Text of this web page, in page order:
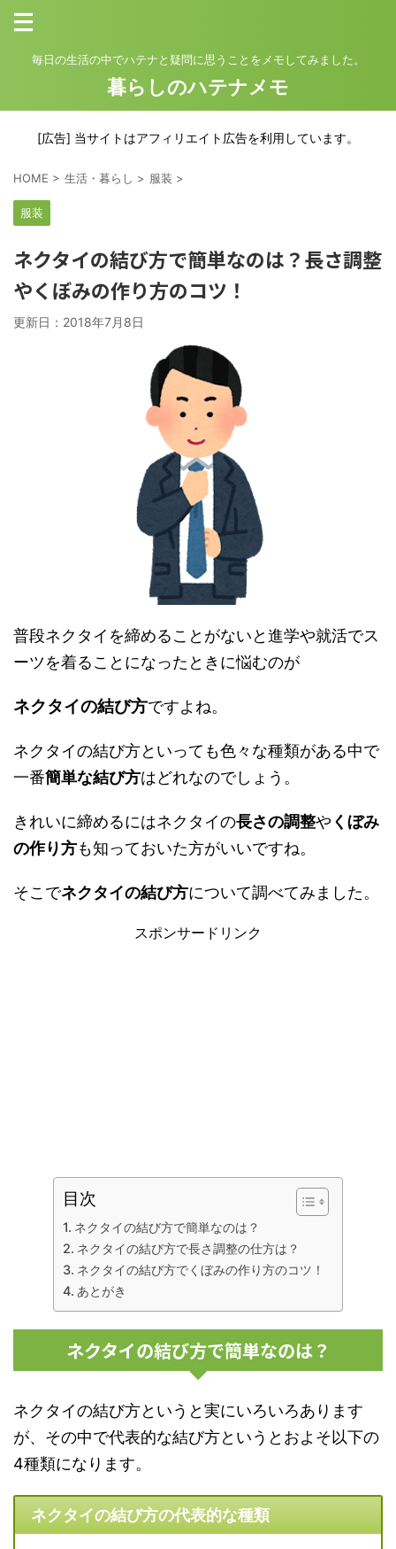
毎日の生活の中でハテナと疑問に思うことをメモしてみました。
暮らしのハテナメモ
[広告] 当サイトはアフィリエイト広告を利用しています。
HOME > 生活・暮らし > 服装 >
服装
ネクタイの結び方で簡単なのは？長さ調整
やくぼみの作り方のコツ！
更新日： 2018年7月8日
普段ネクタイを締めることがないと進学や就活でス
ーツを着ることになったときに悩むのが
ネクタイの結び方ですよね。
ネクタイの結び方といっても色々な種類がある中で
一番簡単な結び方はどれなのでしょう。
きれいに締めるにはネクタイの長さの調整や くぼみ
の作り方も知っておいた方がいいですね。
そこでネクタイの結び方について調べてみました。
スポンサードリンク
目次
ネクタイの結び方で簡単なのは？
ネクタイの結び方で長さ調整の仕方は？
ネクタイの結び方でくぼみの作り方のコツ！
あとがき
ネクタイの結び方で簡単なのは？
ネクタイの結び方というと実にいろいろあります
が、その中で代表的な結び方というとおよそ以下の
4種類になります。
ネクタイの結び方の代表的な種類